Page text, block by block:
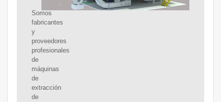
Somos
fabricantes
y
proveedores
profesionales
de
máquinas
de
extracción
de